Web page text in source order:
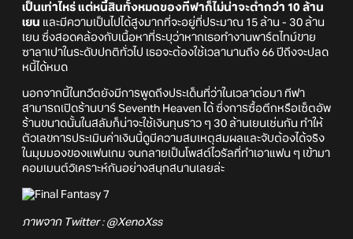
เป็นเท่าไหร่ แต่หนี้สินทั้งหมดของทีฟาก็ไม่น่าจะต่ำกว่า 10 ล้าน
เยน และมีความเป็นไปได้สูงมากที่จะอยู่ที่ประมาณ 15 ล้าน - 30 ล้าน
เยน ซึ่งสอดคล้องกับเนื้อหาที่ระบุว่าหากเธอทำงานพาร์ตไทม์ขาย
ซาลาเปาในระดับปกติทั่วไป เธอจะต้องใช้เวลานานถึง 66 ปีถึงจะปลด
หนี้ได้หมด
นอกจากนี้ในทวีตยังมีการพูดถึงประเด็นที่ว่าในเวลาต่อมา ทีฟา
สามารถเปิดร้านบาร์ Seventh Heaven ได้ ซึ่งการซื้อตึกหรือเซ็ตอัพ
ร้านขนาดนั้นในสลัมก็น่าจะใช้เงินทุนราว ๆ 30 ล้านเยนเช่นกัน ทำให้
ตัวเลขการประเมินค่าเงินนี้ดูมีความสมเหตุสมผลและจับต้องได้จริง
ในมุมมองของแฟนเกม จนกลายเป็นโพสต์ไวรัลที่ทำเอาแฟน ๆ เข้ามา
คอมเมนต์วิเคราะห์กันอย่างสนุกสนานเลยล่ะ
ภาพจาก Twitter : @XenoXss